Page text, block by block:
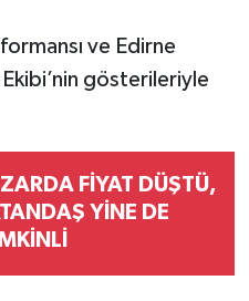
ve Edirne
gösterileriyle
FİYAT DÜŞTÜ,
YİNE DE